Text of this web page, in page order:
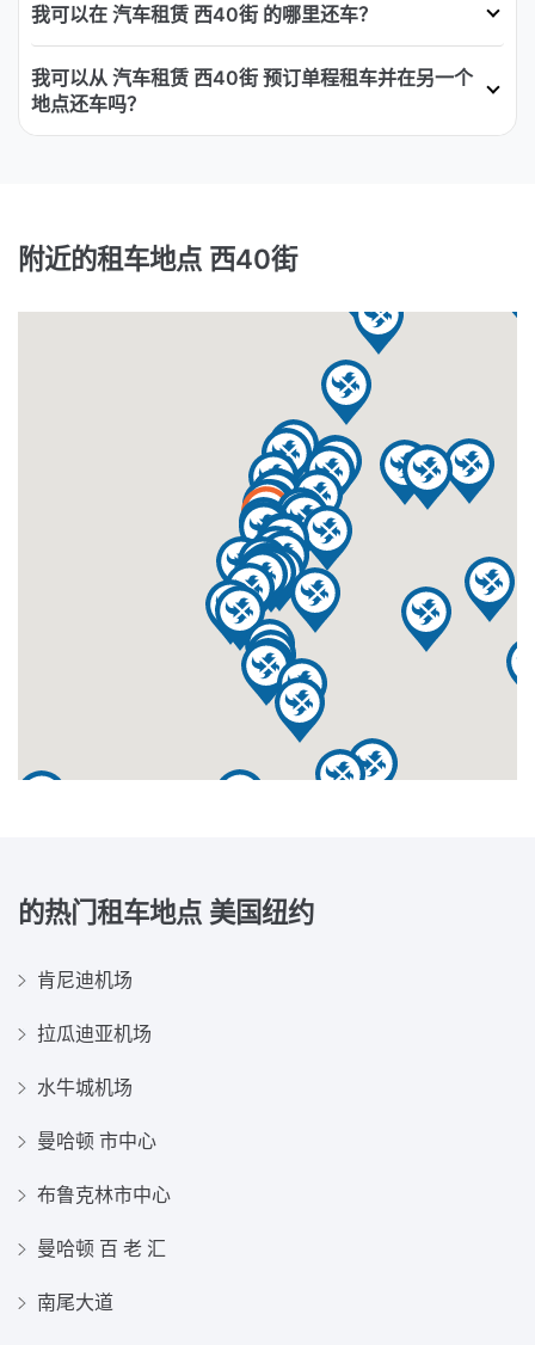
我可以在 汽车租赁 西40街 的哪里还车？
我可以从 汽车租赁 西40街 预订单程租车并在另一个
地点还车吗？
附近的租车地点 西40街
的热门租车地点 美国纽约
肯尼迪机场
拉瓜迪亚机场
水牛城机场
曼哈顿 市中心
布鲁克林市中心
曼哈顿 百 老 汇
南尾大道